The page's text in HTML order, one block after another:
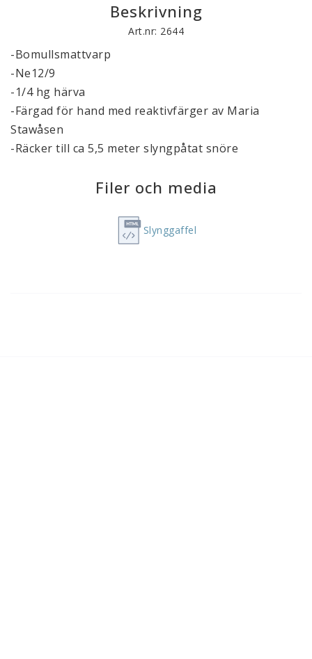
Man kan betala säkert med kort!
Beskrivning
Art.nr: 2644
-Bomullsmattvarp
-Ne12/9
-1/4 hg härva
-Färgad för hand med reaktivfärger av Maria
Stawåsen
-Räcker till ca 5,5 meter slyngpåtat snöre
Filer och media
Slynggaffel